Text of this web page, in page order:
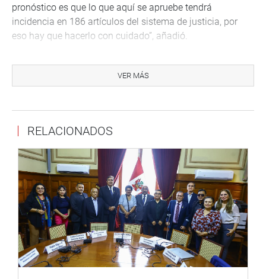
pronóstico es que lo que aquí se apruebe tendrá
incidencia en 186 artículos del sistema de justicia, por
eso hay que hacerlo con cuidado”, añadió.
evalúe al representante de las universidades públicas y
privadas, cuando esta tarea debió ser para la ONPE.
encargue, y no un órgano del Poder Ejecutivo porque esto
preguntó.
PODER JUDICIAL
El presidente del Poder Judicial, José Luis Lecaros,
reparó en que la propuesta señala que el Secretario
Técnico de la JNJ tiene que ser nombrado por consenso y
eso es muy difícil. Es como decir que un miembro del
Tribunal Constitucional tiene que ser nombrado por
VER MÁS
RELACIONADOS